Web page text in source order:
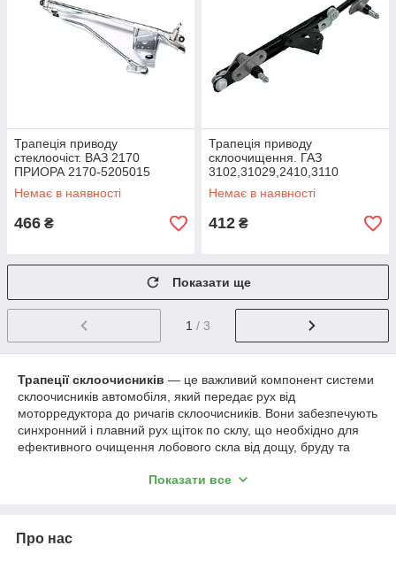
Трапеція приводу
стеклоочіст. ВАЗ 2170
ПРИОРА 2170-5205015
Немає в наявності
466 ₴
Трапеція приводу
склоочищення. ГАЗ
3102,31029,2410,3110
СЛ136Д-5205400
Немає в наявності
412 ₴
Показати ще
1 / 3
Трапеції склоочисників — це важливий компонент системи
склоочисників автомобіля, який передає рух від
моторредуктора до ричагів склоочисників. Вони забезпечують
синхронний і плавний рух щіток по склу, що необхідно для
ефективного очищення лобового скла від дощу, бруду та
У нашому каталозі представлені:
Показати все
Про нас